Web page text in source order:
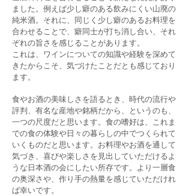
ました。例えば少し癖のある飲みにくい山廃の
純米酒。それに、同じく少し癖のあるお料理を
合わせることで、癖同士が打ち消し合い、それ
ぞれの旨さを感じることがあります。
これは、ワインについての知識や経験を深めて
きたからこそ、気づけたことだとも感じており
ます。
食やお酒の美味しさを語るとき、時代の流行や
評判、有名な産地や銘柄だから、というのも、
一つの尺度だと思います。食の嗜好は、これま
での食の体験や日々の暮らしの中でつくられて
いくものだと思います。お料理やお酒を通して
気づき、喜びや楽しさを見出していただけるよ
うな日本酒の会にしたい所存です。より一層食
の奥深さや、作り手の熱量を感じていただけれ
ば幸いです。